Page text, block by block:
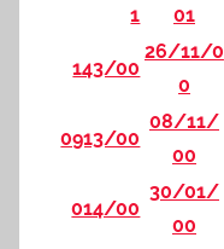
1
01
143/00
26/11/0
0
0913/00
08/11/
00
014/00
30/01/
00